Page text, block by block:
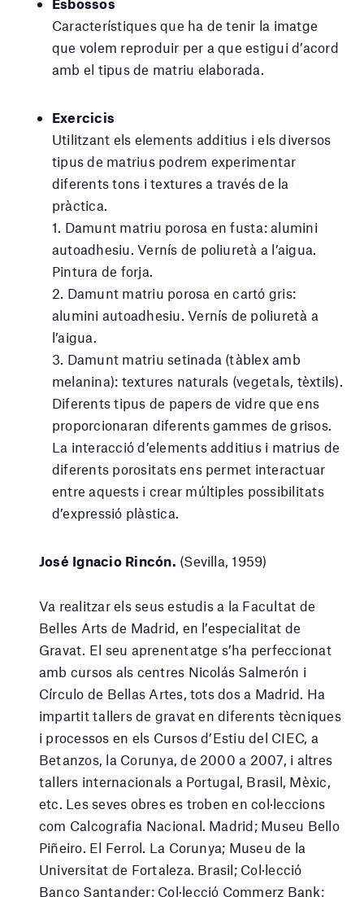
Esbossos
Característiques que ha de tenir la imatge
que volem reproduir per a que estigui d’acord
amb el tipus de matriu elaborada.
Exercicis
Utilitzant els elements additius i els diversos
tipus de matrius podrem experimentar
diferents tons i textures a través de la
pràctica.
1. Damunt matriu porosa en fusta: alumini
autoadhesiu. Vernís de poliuretà a l’aigua.
Pintura de forja.
2. Damunt matriu porosa en cartó gris:
alumini autoadhesiu. Vernís de poliuretà a
l’aigua.
3. Damunt matriu setinada (tàblex amb
melanina): textures naturals (vegetals, tèxtils).
Diferents tipus de papers de vidre que ens
proporcionaran diferents gammes de grisos.
La interacció d’elements additius i matrius de
diferents porositats ens permet interactuar
entre aquests i crear múltiples possibilitats
d’expressió plàstica.
José Ignacio Rincón. (Sevilla, 1959)
Va realitzar els seus estudis a la Facultat de
Belles Arts de Madrid, en l’especialitat de
Gravat. El seu aprenentatge s’ha perfeccionat
amb cursos als centres Nicolás Salmerón i
Círculo de Bellas Artes, tots dos a Madrid. Ha
impartit tallers de gravat en diferents tècniques
i processos en els Cursos d’Estiu del CIEC, a
Betanzos, la Corunya, de 2000 a 2007, i altres
tallers internacionals a Portugal, Brasil, Mèxic,
etc. Les seves obres es troben en col·leccions
com Calcografia Nacional. Madrid; Museu Bello
Piñeiro. El Ferrol. La Corunya; Museu de la
Universitat de Fortaleza. Brasil; Col·lecció
Banco Santander; Col·lecció Commerz Bank;